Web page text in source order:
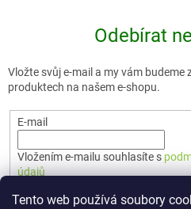
Tento web používá soubory
Odebírat
Vložte svůj e-mail a my vám
produktech na našem e-shopu.
E-mail
Vložením e-mailu souhlasíte s
údajů